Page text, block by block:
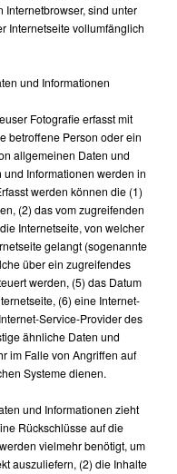
Internetbrowser, sind unter
Internetseite vollumfänglich
und Informationen
Fotografie erfasst mit
betroffene Person oder ein
allgemeinen Daten und
Informationen werden in
werden können die (1)
(2) das vom zugreifenden
Internetseite, von welcher
gelangt (sogenannte
über ein zugreifendes
werden, (5) das Datum
(6) eine Internet-
Service-Provider des
ähnliche Daten und
im Falle von Angriffen auf
Systeme dienen.
und Informationen zieht
Rückschlüsse auf die
vielmehr benötigt, um
auszuliefern, (2) die Inhalte